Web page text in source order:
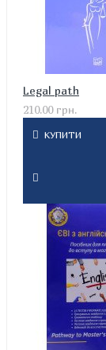
Legal path
210.00 грн.
КУПИТИ